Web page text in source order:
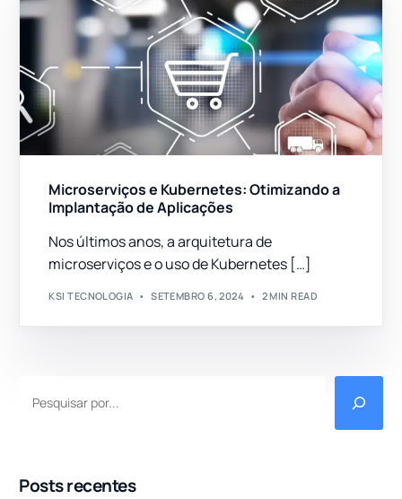
Microserviços e Kubernetes: Otimizando a
Implantação de Aplicações
Nos últimos anos, a arquitetura de
microserviços e o uso de Kubernetes […]
KSI TECNOLOGIA SETEMBRO 6, 2024 2 MIN READ
Posts recentes